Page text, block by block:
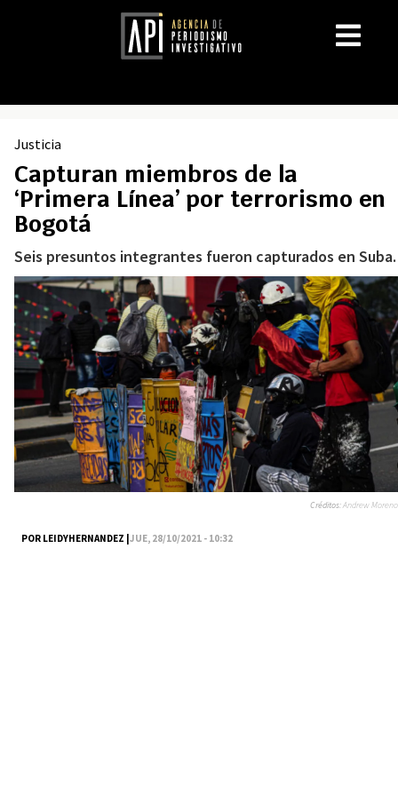
Justicia
Capturan miembros de la
‘Primera Línea’ por terrorismo en
Bogotá
Seis presuntos integrantes fueron capturados en Suba.
POR LEIDYHERNANDEZ |JUE, 28/10/2021 - 10:32
Créditos:Andrew Moreno